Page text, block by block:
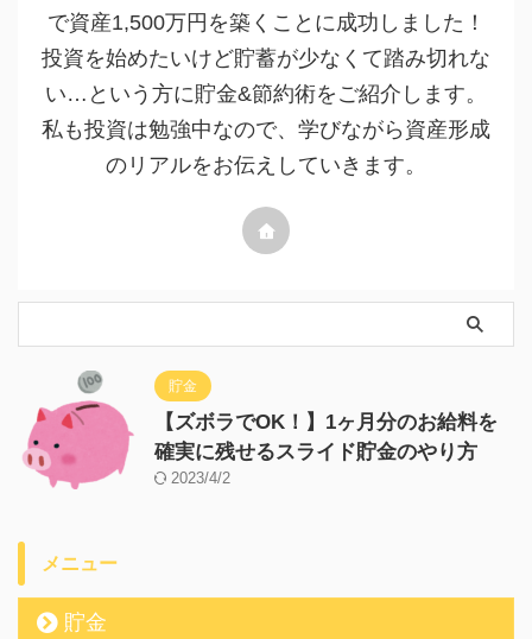
で資産1,500万円を築くことに成功しました！
投資を始めたいけど貯蓄が少なくて踏み切れな
い…という方に貯金&節約術をご紹介します。
私も投資は勉強中なので、学びながら資産形成
のリアルをお伝えしていきます。
貯金
【ズボラでOK！】1ヶ月分のお給料を
確実に残せるスライド貯金のやり方
2023/4/2
メニュー
貯金